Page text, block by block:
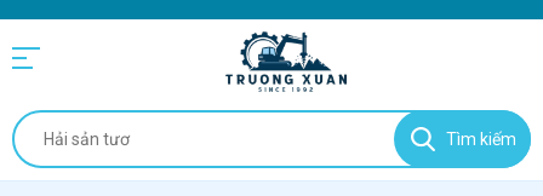
Tìm kiếm